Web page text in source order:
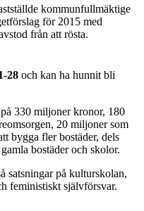
kommunfullmäktige
för 2015 med
från att rösta.
28 och kan ha hunnit bli
330 miljoner kronor, 180
20 miljoner som
bygga fler bostäder, dels
bostäder och skolor.
satsningar på kulturskolan,
feministiskt självförsvar.